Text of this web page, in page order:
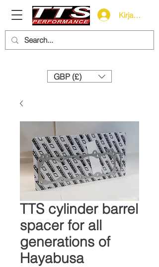
Kirjaudu
GBP (£)
TTS cylinder barrel
spacer for all
generations of
Hayabusa